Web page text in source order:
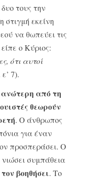
τους την
εκείνη
να θωπεύει τις
ο Κύριος:
ότι αυτοί
7).
από τη
θεωρούν
. Ο άνθρωπος
για έναν
προσπεράσει. Ο
συμπάθεια
βοηθήσει. Το